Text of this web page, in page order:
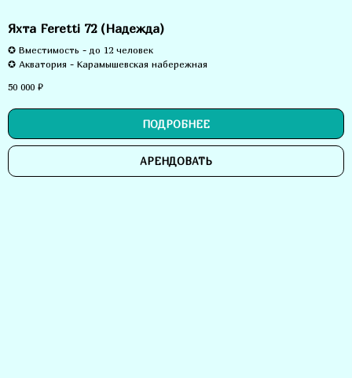
Яхта Feretti 72 (Надежда)
✪ Вместимость - до 12 человек
✪ Акватория - Карамышевская набережная
50 000 ₽
ПОДРОБНЕЕ
АРЕНДОВАТЬ